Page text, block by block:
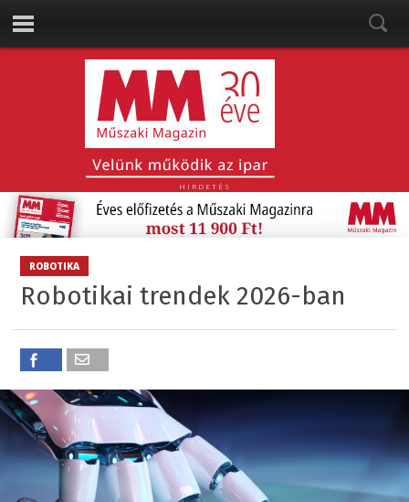
HIRDETÉS
ROBOTIKA
Robotikai trendek 2026-ban